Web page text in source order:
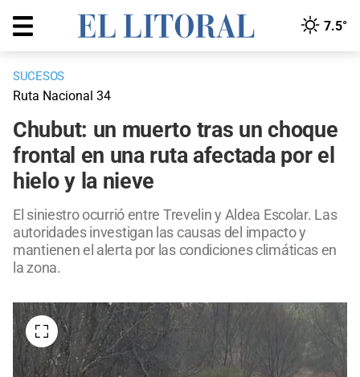
7.5°
SUCESOS
Ruta Nacional 34
Chubut: un muerto tras un choque
frontal en una ruta afectada por el
hielo y la nieve
El siniestro ocurrió entre Trevelin y Aldea Escolar. Las
autoridades investigan las causas del impacto y
mantienen el alerta por las condiciones climáticas en
la zona.